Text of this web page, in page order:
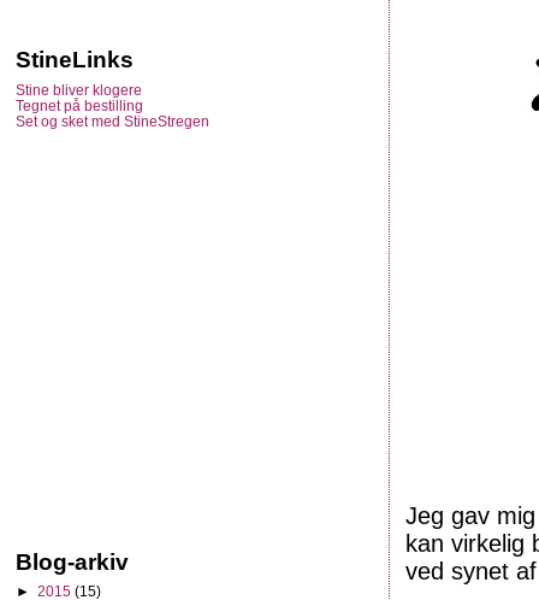
Jeg gav
kan virkelig
ved synet
StineLinks
Stine bliver klogere
Tegnet på bestilling
Set og sket med StineStregen
Blog-arkiv
► 2015 (15)